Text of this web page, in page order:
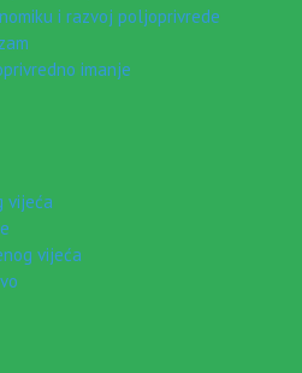
i razvoj poljoprivrede
imanje
vijeća
vijeća